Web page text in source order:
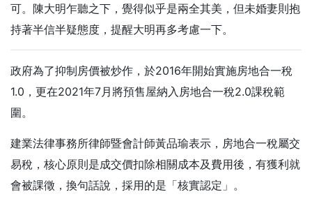
可。陳大明乍聽之下，覺得似乎是兩全其美，但未婚妻則抱
持著半信半疑態度，提醒大明再多考慮一下。
政府為了抑制房價被炒作，於2016年開始實施房地合一稅
1.0，更在2021年7月將預售屋納入房地合一稅2.0課稅範
圍。
建業法律事務所律師暨會計師黃品瑜表示，房地合一稅屬交
易稅，核心原則是成交價扣除相關成本及費用後，有獲利就
會被課徵，換句話說，採用的是「核實認定」。